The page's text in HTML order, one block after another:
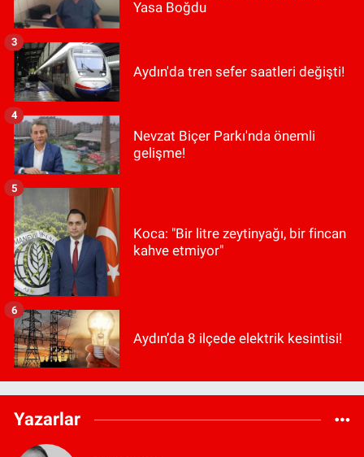
Yasa Boğdu
Aydın'da tren sefer saatleri değişti!
3
Nevzat Biçer Parkı'nda önemli
gelişme!
4
Koca: "Bir litre zeytinyağı, bir fincan
kahve etmiyor"
5
Aydın’da 8 ilçede elektrik kesintisi!
6
Yazarlar